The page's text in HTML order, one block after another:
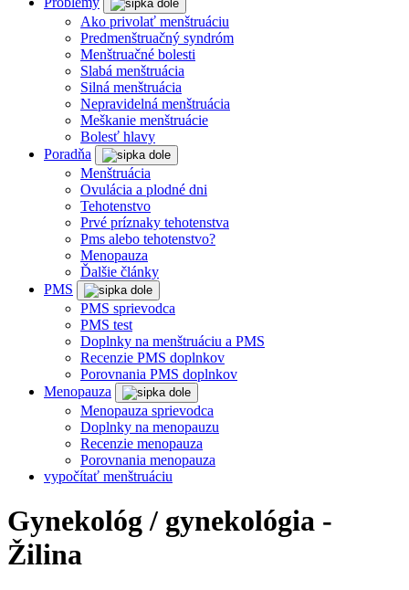
Ako privolať menštruáciu
Predmenštruačný syndróm
Menštruačné bolesti
Slabá menštruácia
Silná menštruácia
Nepravidelná menštruácia
Meškanie menštruácie
Bolesť hlavy
Poradňa
Menštruácia
Ovulácia a plodné dni
Tehotenstvo
Prvé príznaky tehotenstva
Pms alebo tehotenstvo?
Menopauza
Ďalšie články
PMS
PMS sprievodca
PMS test
Doplnky na menštruáciu a PMS
Recenzie PMS doplnkov
Porovnania PMS doplnkov
Menopauza
Menopauza sprievodca
Doplnky na menopauzu
Recenzie menopauza
Porovnania menopauza
vypočítať menštruáciu
Gynekológ / gynekológia -
Žilina